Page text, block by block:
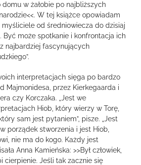
w żałobie po najbliższych
W tej książce opowiadam
od średniowiecza do dzisiaj
Być może spotkanie i konfrontacja ich
najbardziej fascynujących
interpretacjach sięga po bardzo
Majmonidesa, przez Kierkegaarda i
czy Korczaka. „Jest we
Hiob, który wierzy w Torę,
sam jest pytaniem”, pisze. „Jest
porządek stworzenia i jest Hiob,
nie ma do kogo. Każdy jest
Anna Kamieńska: >>Był człowiek,
cierpienie. Jeśli tak zacznie się